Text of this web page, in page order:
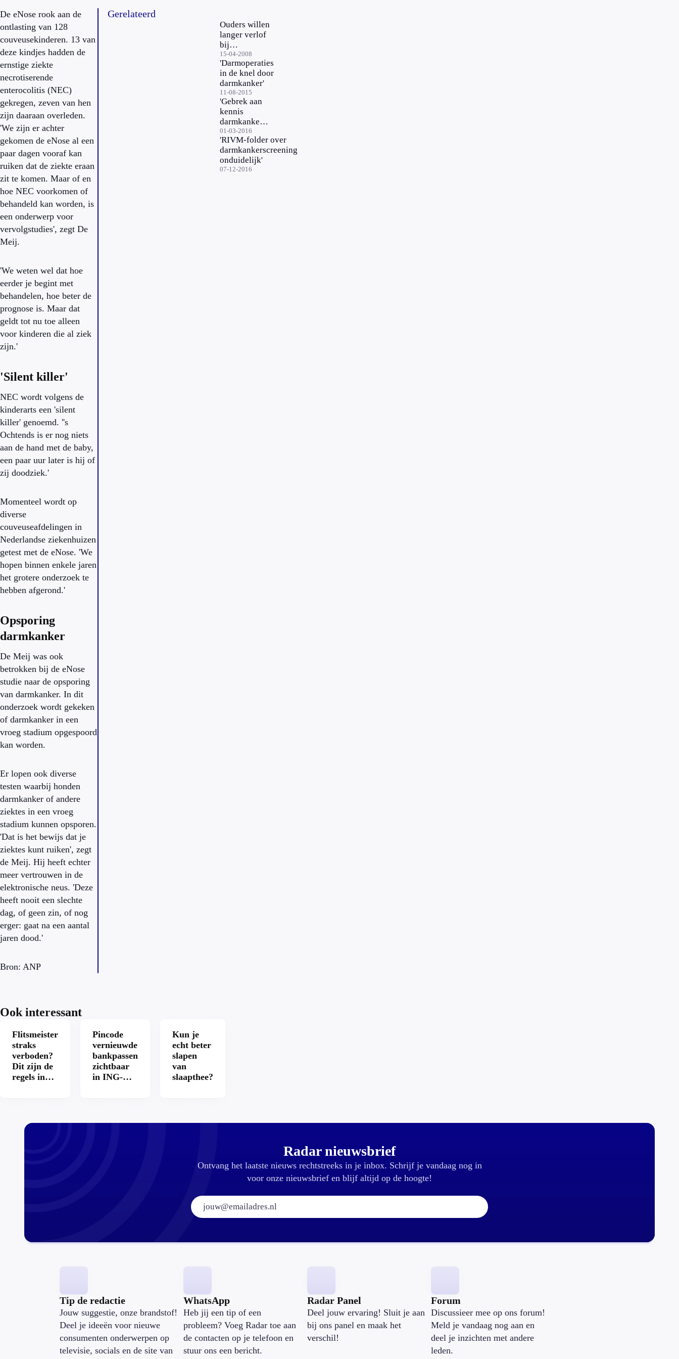
De eNose rook aan de
ontlasting van 128
couveusekinderen. 13 van
deze kindjes hadden de
ernstige ziekte
necrotiserende
enterocolitis (NEC)
gekregen, zeven van hen
zijn daaraan overleden.
'We zijn er achter
gekomen de eNose al een
paar dagen vooraf kan
ruiken dat de ziekte eraan
zit te komen. Maar of en
hoe NEC voorkomen of
behandeld kan worden, is
een onderwerp voor
vervolgstudies', zegt De
Meij.
'We weten wel dat hoe
eerder je begint met
behandelen, hoe beter de
prognose is. Maar dat
geldt tot nu toe alleen
voor kinderen die al ziek
zijn.'
'Silent killer'
NEC wordt volgens de
kinderarts een 'silent
killer' genoemd. ''s
Ochtends is er nog niets
aan de hand met de baby,
een paar uur later is hij of
zij doodziek.'
Momenteel wordt op
diverse
couveuseafdelingen in
Nederlandse ziekenhuizen
getest met de eNose. 'We
hopen binnen enkele jaren
het grotere onderzoek te
hebben afgerond.'
Opsporing
darmkanker
De Meij was ook
betrokken bij de eNose
studie naar de opsporing
van darmkanker. In dit
onderzoek wordt gekeken
of darmkanker in een
vroeg stadium opgespoord
kan worden.
Er lopen ook diverse
testen waarbij honden
darmkanker of andere
ziektes in een vroeg
stadium kunnen opsporen.
'Dat is het bewijs dat je
ziektes kunt ruiken', zegt
de Meij. Hij heeft echter
meer vertrouwen in de
elektronische neus. 'Deze
heeft nooit een slechte
dag, of geen zin, of nog
erger: gaat na een aantal
jaren dood.'
Bron: ANP
Gerelateerd
Ouders willen
langer verlof
bij
couveusekind
15-04-2008
'Darmoperaties
in de knel door
darmkanker'
11-08-2015
'Gebrek aan
kennis
darmkanker
zorgwekkend'
01-03-2016
'RIVM-folder over
darmkankerscreening
onduidelijk'
07-12-2016
Ook interessant
Flitsmeister
straks
verboden?
Dit zijn de
regels in
Pincode
vernieuwde
bankpassen
zichtbaar
in ING-
Kun je
echt beter
slapen
van
slaapthee?
Radar nieuwsbrief
Ontvang het laatste nieuws rechtstreeks in je inbox. Schrijf je vandaag nog in
voor onze nieuwsbrief en blijf altijd op de hoogte!
E-mailadres:
Tip de redactie
Jouw suggestie, onze brandstof!
Deel je ideeën voor nieuwe
consumenten onderwerpen op
televisie, socials en de site van
WhatsApp
Heb jij een tip of een
probleem? Voeg Radar toe aan
de contacten op je telefoon en
stuur ons een bericht.
Radar Panel
Deel jouw ervaring! Sluit je aan
bij ons panel en maak het
verschil!
Forum
Discussieer mee op ons forum!
Meld je vandaag nog aan en
deel je inzichten met andere
leden.